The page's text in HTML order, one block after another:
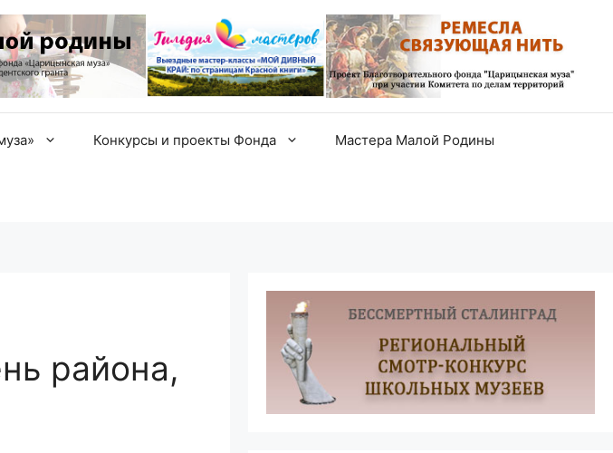
Конкурсы и проекты Фонда Мастера Малой Родины
района,